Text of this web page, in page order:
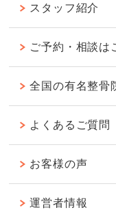
スタッフ紹介
ご予約・相談は
全国の有名整骨
よくあるご質問
お客様の声
運営者情報